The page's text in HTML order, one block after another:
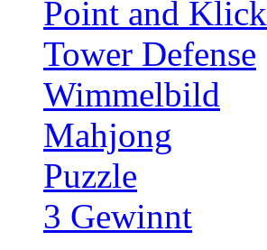
Point and Klick
Tower Defense
Wimmelbild
Mahjong
Puzzle
3 Gewinnt